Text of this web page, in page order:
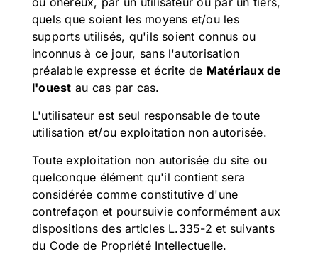
quels que soient les moyens et/ou les
supports utilisés, qu'ils soient connus ou
inconnus à ce jour, sans l'autorisation
préalable expresse et écrite de Matériaux de
l'ouest au cas par cas.
L'utilisateur est seul responsable de toute
utilisation et/ou exploitation non autorisée.
Toute exploitation non autorisée du site ou
quelconque élément qu'il contient sera
considérée comme constitutive d'une
contrefaçon et poursuivie conformément aux
dispositions des articles L.335-2 et suivants
du Code de Propriété Intellectuelle.